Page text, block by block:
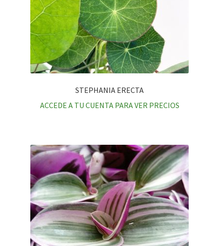
STEPHANIA ERECTA
ACCEDE A TU CUENTA PARA VER PRECIOS